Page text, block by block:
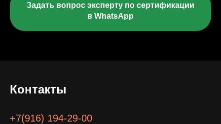
Задать вопрос эксперту по сертификации
в WhatsApp
Контакты
+7(916) 194-29-00